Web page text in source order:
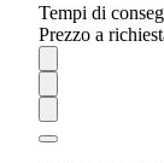
Tempi di
Prezzo a